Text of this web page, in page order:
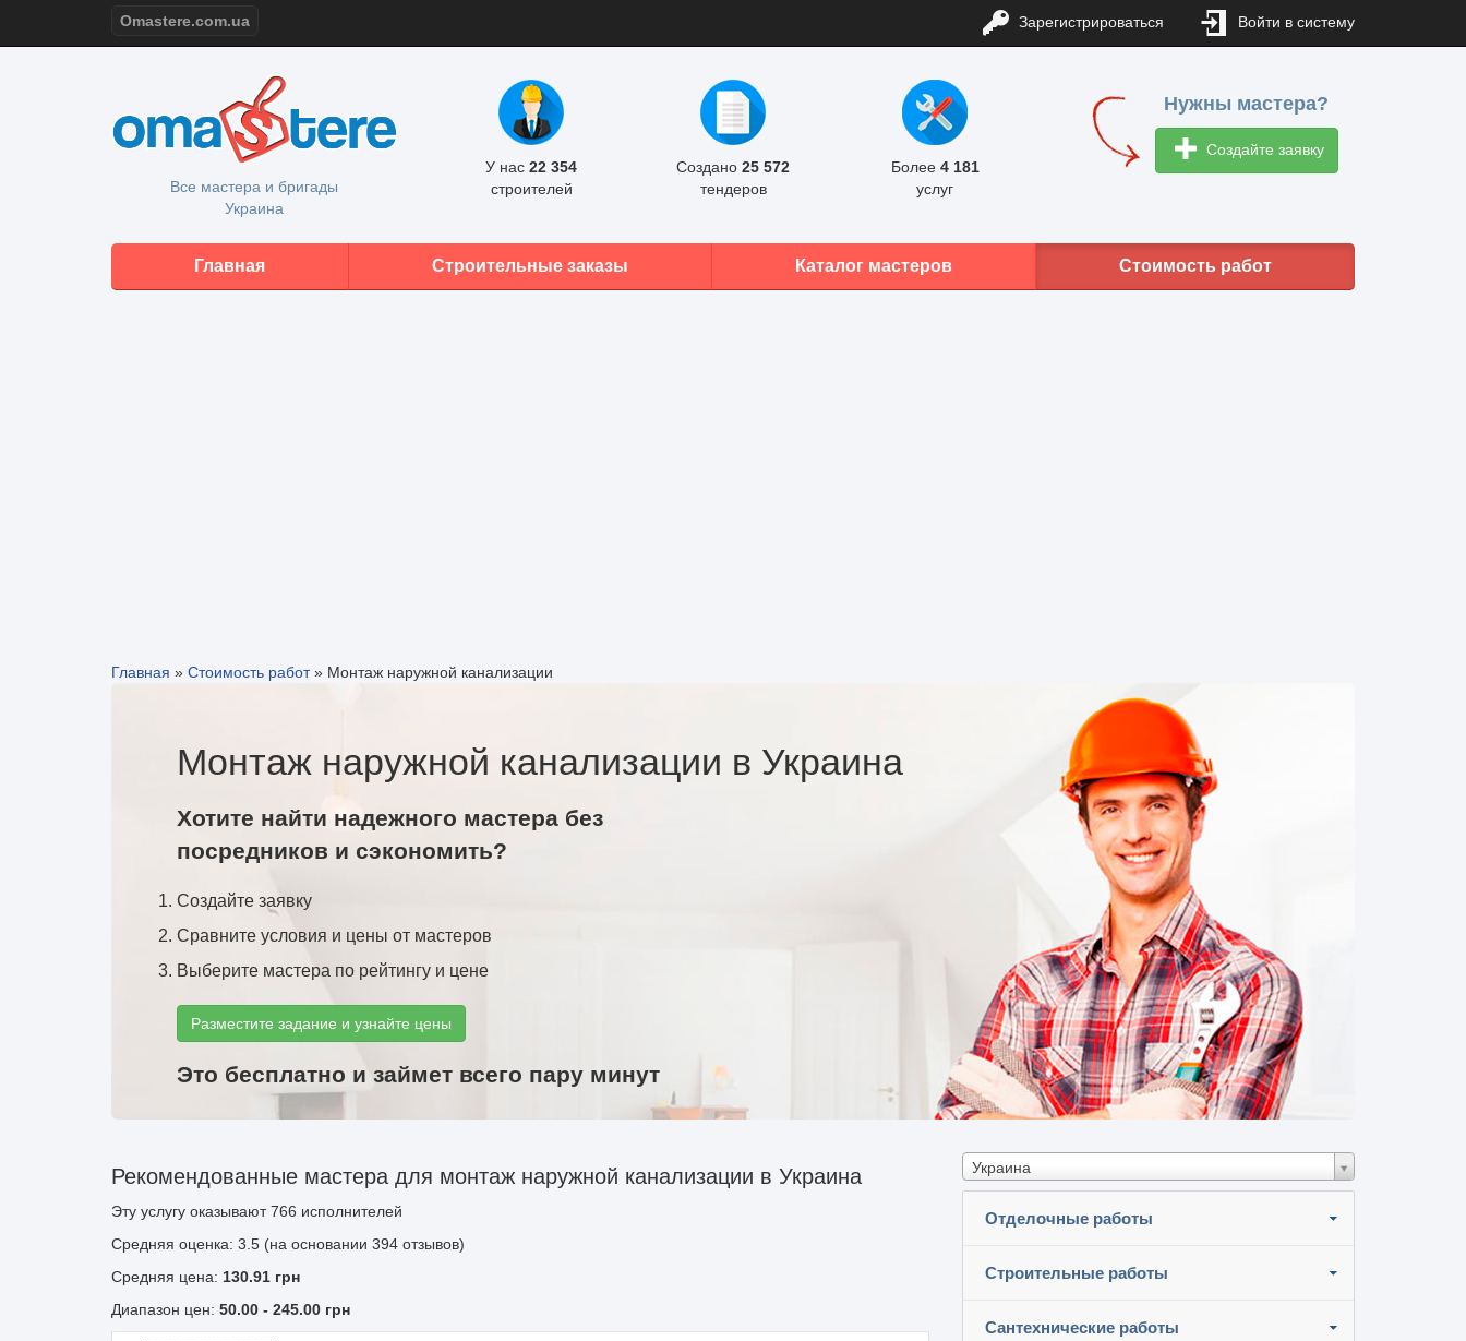
Omastere.com.ua Зарегистрироваться Войти в систему
Все мастера и бригады
Украина
У нас 22 354
строителей
Создано 25 572
тендеров
Более 4 181
услуг
Нужны мастера?
Создайте заявку
Главная Строительные заказы Каталог мастеров Стоимость работ
Главная » Стоимость работ» Монтаж наружной канализации
Монтаж наружной канализации в Украина
Хотите найти надежного мастера без
посредников и сэкономить?
Создайте заявку
Сравните условия и цены от мастеров
Выберите мастера по рейтингу и цене
Разместите задание и узнайте цены
Это бесплатно и займет всего пару минут
Украина
Отделочные работы
Строительные работы
Сантехнические работы
Рекомендованные мастера для монтаж наружной канализации в Украина
Эту услугу оказывают766 исполнителей
Средняя оценка: 3.5 (на основании 394 отзывов)
Средняя цена: 130.91 грн
Диапазон цен: 50.00 - 245.00 грн